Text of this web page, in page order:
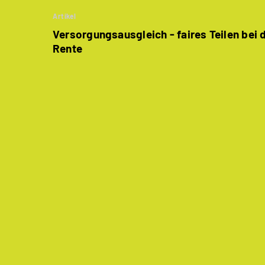
Artikel
Versorgungsausgleich - faires Teilen bei
Rente